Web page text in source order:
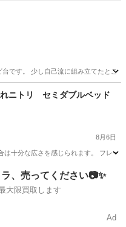
です。 少し自己流に組み立てたとこ
IKEA
れニトリ セミダブルベッド
8月6日
は十分な広さを感じられます。 フレ
ラ、売ってください📷✨
大限買取します
Ad